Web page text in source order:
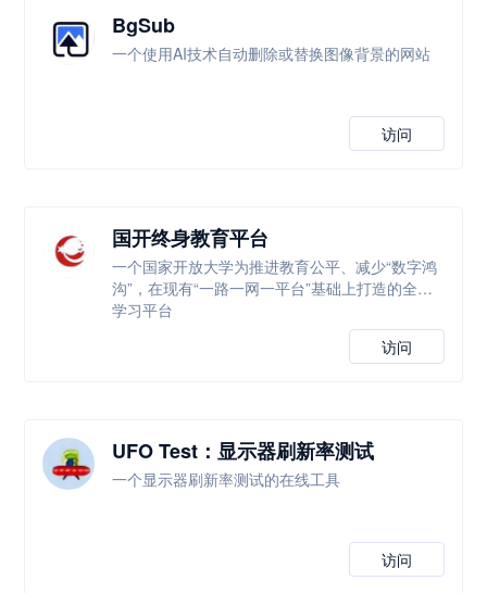
BgSub
一个使用AI技术自动删除或替换图像背景的网站
访问
国开终身教育平台
一个国家开放大学为推进教育公平、减少“数字鸿
沟”，在现有“一路一网一平台”基础上打造的全新
学习平台
访问
UFO Test：显示器刷新率测试
一个显示器刷新率测试的在线工具
访问